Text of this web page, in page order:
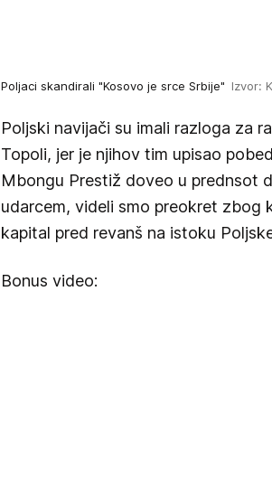
Poljaci skandirali "Kosovo je srce Srbije" Izvor:
Poljski navijači su imali razloga za
Topoli, jer je njihov tim upisao
Mbongu Prestiž doveo u prednsot
udarcem, videli smo preokret zbog
kapital pred revanš na istoku
Bonus video: